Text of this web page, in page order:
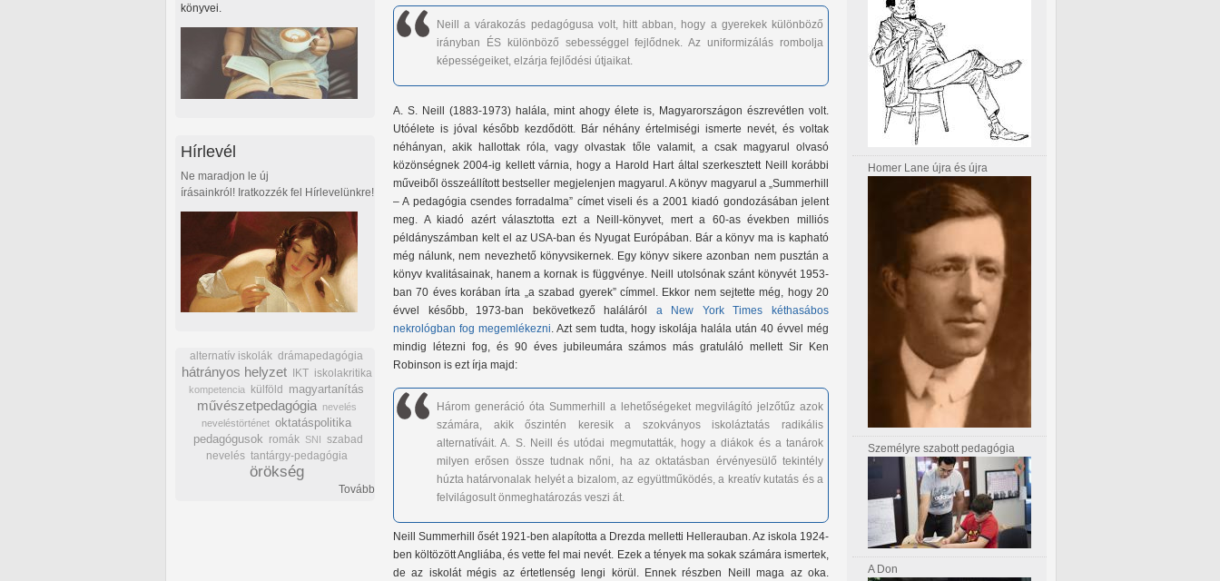
Neill a várakozás pedagógusa volt, hitt abban, hogy a gyerekek különböző
irányban ÉS különböző sebességgel fejlődnek. Az uniformizálás rombolja
képességeiket, elzárja fejlődési útjaikat.
A. S. Neill (1883-1973) halála, mint ahogy élete is, Magyarországon észrevétlen volt.
Utóélete is jóval később kezdődött. Bár néhány értelmiségi ismerte nevét, és voltak
néhányan, akik hallottak róla, vagy olvastak tőle valamit, a csak magyarul olvasó
közönségnek 2004-ig kellett várnia, hogy a Harold Hart által szerkesztett Neill korábbi
műveiből összeállított bestseller megjelenjen magyarul. A könyv magyarul a „Summerhill
– A pedagógia csendes forradalma” címet viseli és a 2001 kiadó gondozásában jelent
meg. A kiadó azért választotta ezt a Neill-könyvet, mert a 60-as években milliós
példányszámban kelt el az USA-ban és Nyugat Európában. Bár a könyv ma is kapható
még nálunk, nem nevezhető könyvsikernek. Egy könyv sikere azonban nem pusztán a
könyv kvalitásainak, hanem a kornak is függvénye. Neill utolsónak szánt könyvét 1953-
ban 70 éves korában írta „a szabad gyerek” címmel. Ekkor nem sejtette még, hogy 20
évvel később, 1973-ban bekövetkező haláláról a New York Times kéthasábos
nekrológban fog megemlékezni. Azt sem tudta, hogy iskolája halála után 40 évvel még
mindig létezni fog, és 90 éves jubileumára számos más gratuláló mellett Sir Ken
Robinson is ezt írja majd:
Három generáció óta Summerhill a lehetőségeket megvilágító jelzőtűz azok
számára, akik őszintén keresik a szokványos iskoláztatás radikális
alternatíváit. A. S. Neill és utódai megmutatták, hogy a diákok és a tanárok
milyen erősen össze tudnak nőni, ha az oktatásban érvényesülő tekintély
húzta határvonalak helyét a bizalom, az együttműködés, a kreatív kutatás és a
felvilágosult önmeghatározás veszi át.
Neill Summerhill ősét 1921-ben alapította a Drezda melletti Hellerauban. Az iskola 1924-
ben költözött Angliába, és vette fel mai nevét. Ezek a tények ma sokak számára ismertek,
de az iskolát mégis az értetlenség lengi körül. Ennek részben Neill maga az oka.
könyvei.
Hírlevél
Ne maradjon le új
írásainkról! Iratkozzék fel Hírlevelünkre!
alternatív iskolák drámapedagógia
hátrányos helyzet IKT iskolakritika
kompetencia külföld magyartanítás
művészetpedagógia
nevelés
neveléstörténet oktatáspolitika
pedagógusok romák SNI szabad
nevelés tantárgy-pedagógia
örökség
Tovább
Homer Lane újra és újra
Személyre szabott pedagógia
A Don